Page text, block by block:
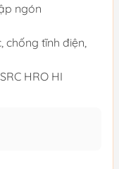
ngón
chống tĩnh điện,
HRO HI